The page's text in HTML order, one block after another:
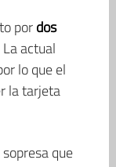
pordos
La actual
lo que el
la tarjeta
que